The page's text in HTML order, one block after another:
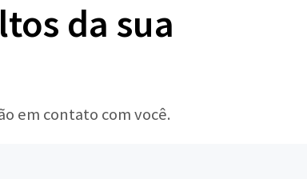
da sua
em contato com você.